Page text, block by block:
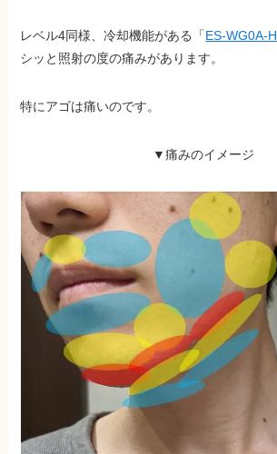
レベル4同様、冷却機能がある「ES-WG0A-H
シッと照射の度の痛みがあります。
特にアゴは痛いのです。
▼痛みのイメージ